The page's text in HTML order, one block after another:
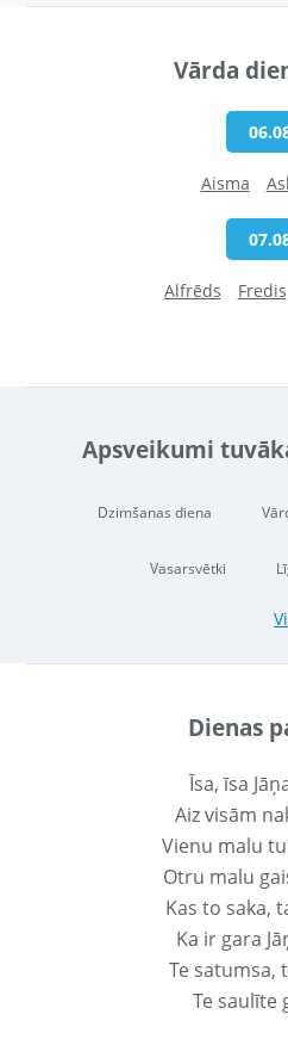
Vārda
Aisma
Alfrēds Fredis
Apsveikumi
Dzimšanas diena
Vasarsvētki
Dienas
Īsa, īsa
Aiz visām
Vienu malu
Otru malu
Kas to saka,
Ka ir gara
Te satumsa,
Te saulīte